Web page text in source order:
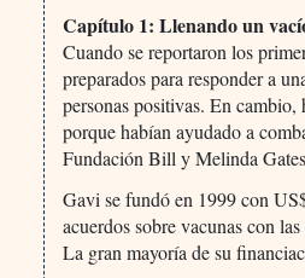
Capítulo 1: Llenando un
Cuando se reportaron los
preparados para responder a
personas positivas. En
porque habían ayudado a
Fundación Bill y Melinda
Gavi se fundó en 1999 con
acuerdos sobre vacunas con
La gran mayoría de su